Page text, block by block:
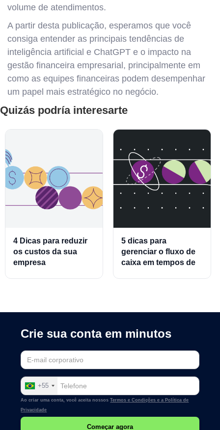
volume de atendimentos.
A partir desta publicação, esperamos que você
consiga entender as principais tendências de
inteligência artificial e ChatGPT e o impacto na
gestão financeira empresarial, principalmente em
como as equipes financeiras podem desempenhar
um papel mais estratégico no negócio.
Quizás podría interesarte
4 Dicas para reduzir
os custos da sua
empresa
5 dicas para
gerenciar o fluxo de
caixa em tempos de
Crie sua conta em minutos
+55
Ao criar uma conta, você aceita nossosTermos e Condições e a Política de
Privacidade